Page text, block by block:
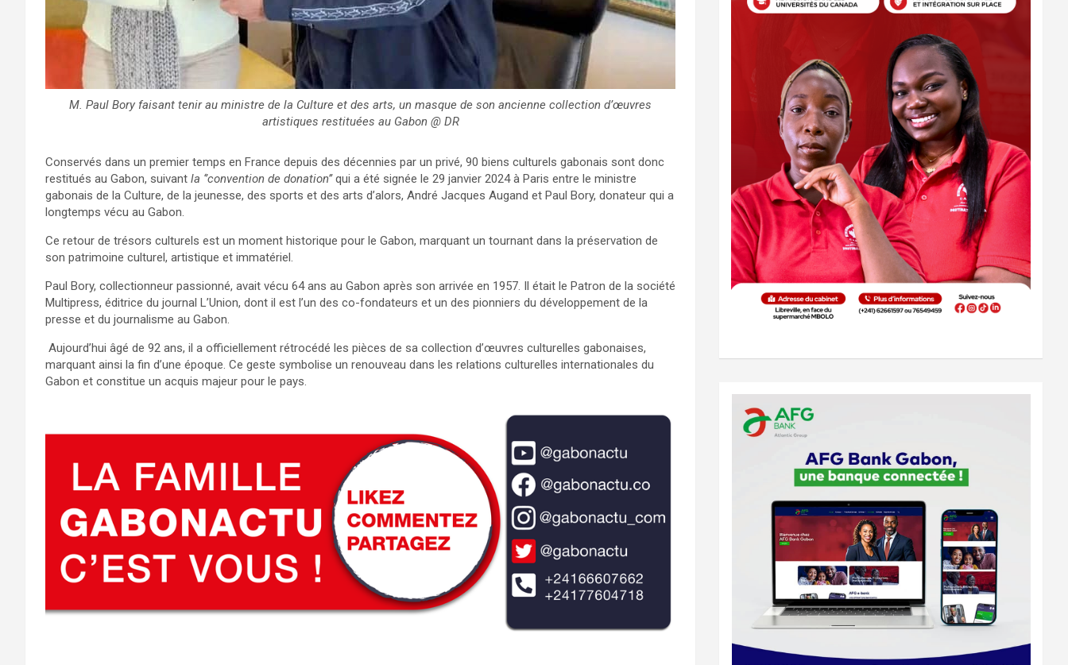
M. Paul Bory faisant tenir au ministre de la Culture et des arts, un masque de son ancienne collection d’œuvres
artistiques restituées au Gabon @ DR
Conservés dans un premier temps en France depuis des décennies par un privé, 90 biens culturels gabonais sont donc
restitués au Gabon, suivant la ‘’convention de donation’’qui a été signée le 29 janvier 2024 à Paris entre le ministre
gabonais de la Culture, de la jeunesse, des sports et des arts d’alors, André Jacques Augand et Paul Bory, donateur qui a
longtemps vécu au Gabon.
Ce retour de trésors culturels est un moment historique pour le Gabon, marquant un tournant dans la préservation de
son patrimoine culturel, artistique et immatériel.
Paul Bory, collectionneur passionné, avait vécu 64 ans au Gabon après son arrivée en 1957. Il était le Patron de la société
Multipress, éditrice du journal L’Union, dont il est l’un des co-fondateurs et un des pionniers du développement de la
presse et du journalisme au Gabon.
Aujourd’hui âgé de 92 ans, il a officiellement rétrocédé les pièces de sa collection d’œuvres culturelles gabonaises,
marquant ainsi la fin d’une époque. Ce geste symbolise un renouveau dans les relations culturelles internationales du
Gabon et constitue un acquis majeur pour le pays.